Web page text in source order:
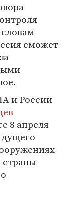
сможет
и России
8 апреля
страны